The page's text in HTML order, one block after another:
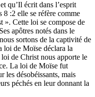
qu’Il écrit dans l’esprit
:2 elle se réfère comme
». Cette loi se compose de
apôtres notés dans le
sortons de la captivité de
loi de Moïse déclara la
de Christ nous apporte le
La loi de Moïse fut
les désobéissants, mais
péchés en leur donnant la